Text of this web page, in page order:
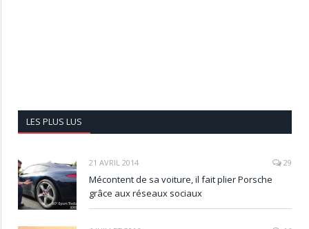
LES PLUS LUS
21 AVRIL 2014 29
Mécontent de sa voiture, il fait plier Porsche
grâce aux réseaux sociaux